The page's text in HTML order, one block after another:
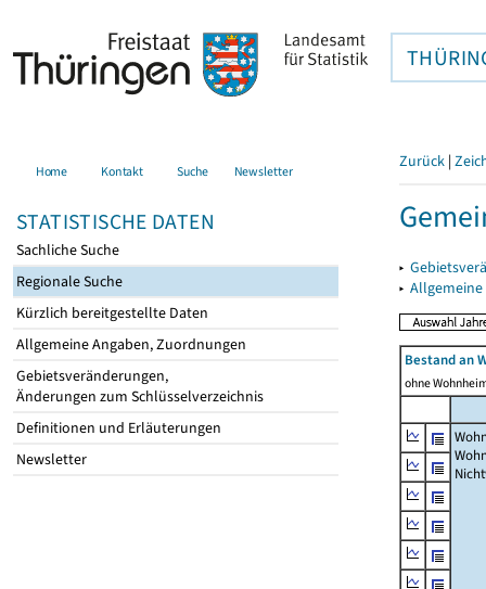
Home Kontakt Suche Newsletter
STATISTISCHE DATEN
Sachliche Suche
Regionale Suche
Kürzlich bereitgestellte Daten
Allgemeine Angaben, Zuordnungen
Gebietsveränderungen,
Änderungen zum Schlüsselverzeichnis
Definitionen und Erläuterungen
Newsletter
Zurück |
▸
▸
Bestand an
ohne